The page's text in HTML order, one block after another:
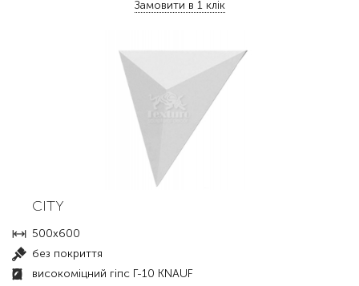
Замовити в 1 клік
CITY
500x600
без покриття
високоміцний гіпс Г-10 KNAUF